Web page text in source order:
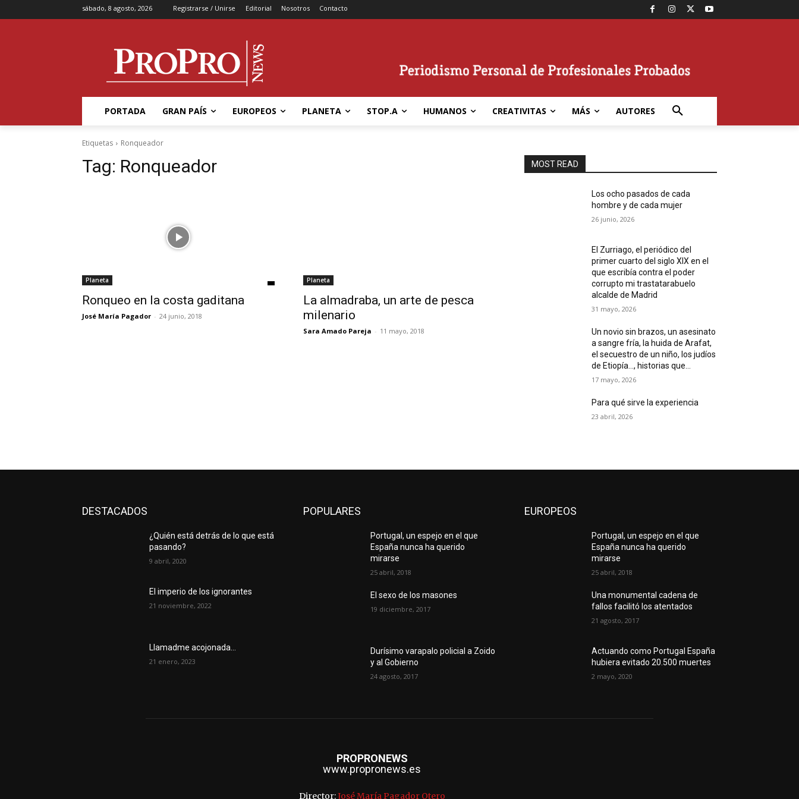
sábado, 8 agosto, 2026 Registrarse / Unirse Editorial Nosotros Contacto
PORTADA GRAN PAÍS EUROPEOS PLANETA STOP.A HUMANOS CREATIVITAS MÁS AUTORES
Etiquetas Ronqueador
Tag: Ronqueador
Planeta
Ronqueo en la costa gaditana
José María Pagador - 24 junio, 2018
Planeta
La almadraba, un arte de pesca
milenario
Sara Amado Pareja - 11 mayo, 2018
MOST READ
Los ocho pasados de cada
hombre y de cada mujer
26 junio, 2026
El Zurriago, el periódico del
primer cuarto del siglo XIX en el
que escribía contra el poder
corrupto mi trastatarabuelo
alcalde de Madrid
31 mayo, 2026
Un novio sin brazos, un asesinato
a sangre fría, la huida de Arafat,
el secuestro de un niño, los judíos
de Etiopía…, historias que...
17 mayo, 2026
Para qué sirve la experiencia
23 abril, 2026
DESTACADOS
¿Quién está detrás de lo que está
pasando?
9 abril, 2020
El imperio de los ignorantes
21 noviembre, 2022
Llamadme acojonada…
21 enero, 2023
POPULARES
Portugal, un espejo en el que
España nunca ha querido
mirarse
25 abril, 2018
El sexo de los masones
19 diciembre, 2017
Durísimo varapalo policial a Zoido
y al Gobierno
24 agosto, 2017
EUROPEOS
Portugal, un espejo en el que
España nunca ha querido
mirarse
25 abril, 2018
Una monumental cadena de
fallos facilitó los atentados
21 agosto, 2017
Actuando como Portugal España
hubiera evitado 20.500 muertes
2 mayo, 2020
PROPRONEWS
www.propronews.es
Director:José María Pagador Otero